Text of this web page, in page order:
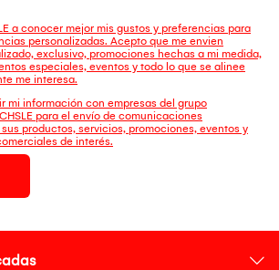
a conocer mejor mis gustos y preferencias para
personalizadas. Acepto que me envien
exclusivo, promociones hechas a mi medida,
especiales, eventos y todo lo que se alinee
me interesa.
mi información con empresas del grupo
para el envío de comunicaciones
productos, servicios, promociones, eventos y
de interés.